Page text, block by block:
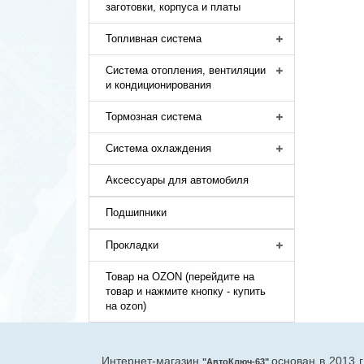
заготовки, корпуса и платы
Топливная система
Система отопления, вентиляции
и кондиционирования
Тормозная система
Система охлаждения
Аксессуары для автомобиля
Подшипники
Прокладки
Товар на OZON (перейдите на
товар и нажмите кнопку - купить
на ozon)
Интернет-магазин "АвтоКлюч-63"основан в 2013